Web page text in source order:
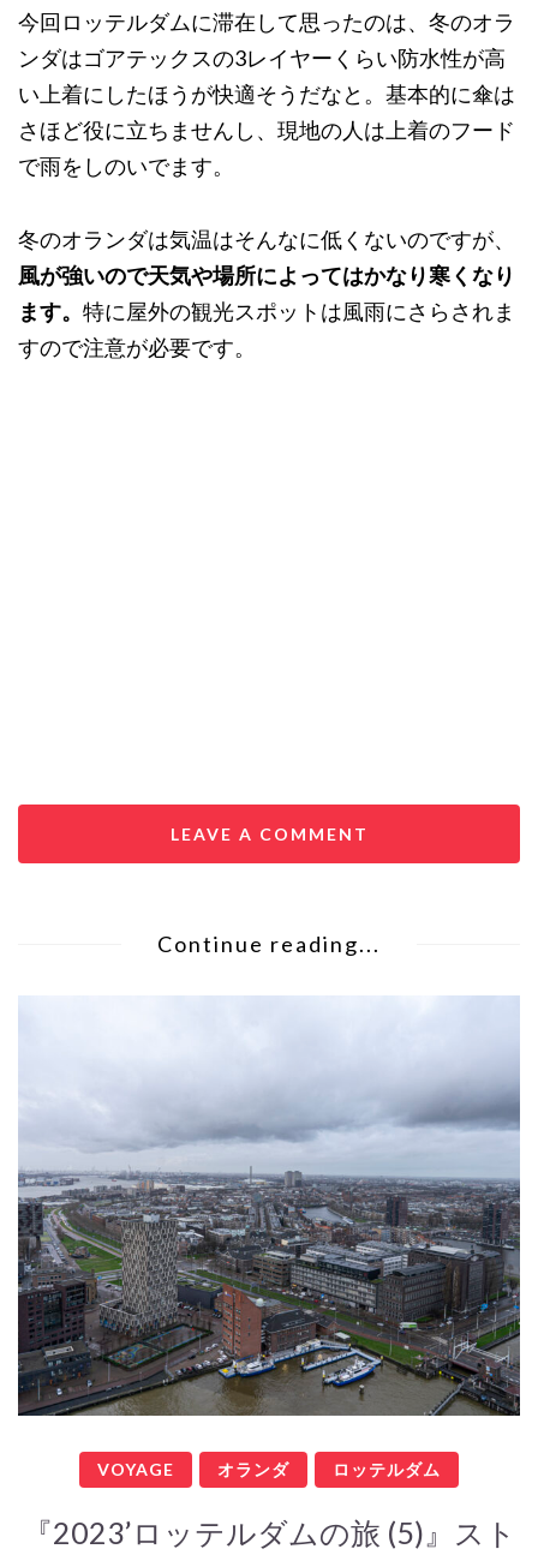
今回ロッテルダムに滞在して思ったのは、冬のオラ
ンダはゴアテックスの3レイヤーくらい防水性が高
い上着にしたほうが快適そうだなと。基本的に傘は
さほど役に立ちませんし、現地の人は上着のフード
で雨をしのいでます。
冬のオランダは気温はそんなに低くないのですが、
風が強いので天気や場所によってはかなり寒くなり
ます。 特に屋外の観光スポットは風雨にさらされま
すので注意が必要です。
LEAVE A COMMENT
Continue reading...
VOYAGE オランダ ロッテルダム
『2023’ロッテルダムの旅 (5)』スト